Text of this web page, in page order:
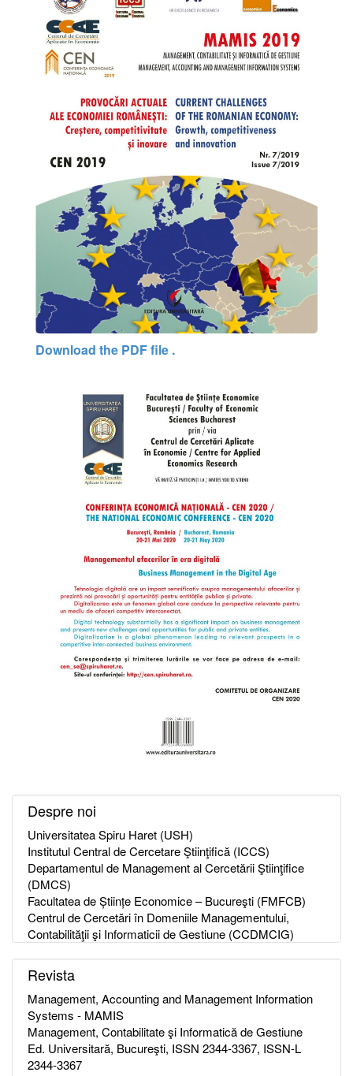
Download the PDF file .
Despre noi
Universitatea Spiru Haret (USH)
Institutul Central de Cercetare Ştiinţifică (ICCS)
Departamentul de Management al Cercetării Ştiinţifice
(DMCS)
Facultatea de Științe Economice – Bucureşti (FMFCB)
Centrul de Cercetări în Domeniile Managementului,
Contabilităţii şi Informaticii de Gestiune (CCDMCIG)
Revista
Management, Accounting and Management Information
Systems - MAMIS
Management, Contabilitate şi Informatică de Gestiune
Ed. Universitară, Bucureşti, ISSN 2344-3367, ISSN-L
2344-3367